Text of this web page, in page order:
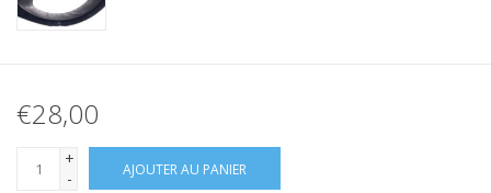
€28,00
+
-
AJOUTER AU PANIER